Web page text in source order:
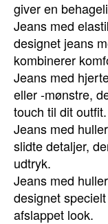
giver en
Jeans med
designet jeans
kombinerer
Jeans med
eller -mønstre,
touch til dit outfit.
Jeans med
slidte detaljer,
udtryk.
Jeans med
designet
afslappet look.